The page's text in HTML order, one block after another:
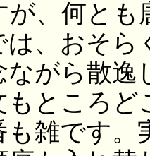
が、何と
は、おそ
ながら散
もところ
も雑です。